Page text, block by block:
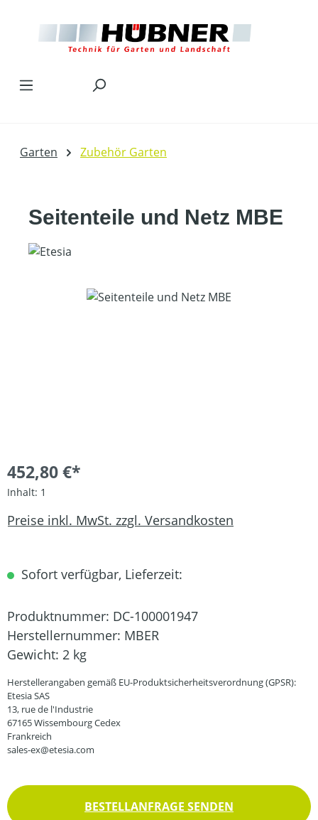
Garten Zubehör Garten
Seitenteile und Netz MBE
Bildergalerie überspringen
452,80 €*
Inhalt: 1
Preise inkl. MwSt. zzgl. Versandkosten
Sofort verfügbar, Lieferzeit:
Produktnummer: DC-100001947
Herstellernummer: MBER
Gewicht: 2 kg
Herstellerangaben gemäß EU-Produktsicherheitsverordnung (GPSR):
Etesia SAS
13, rue de l'Industrie
67165 Wissembourg Cedex
Frankreich
sales-ex@etesia.com
BESTELLANFRAGE SENDEN